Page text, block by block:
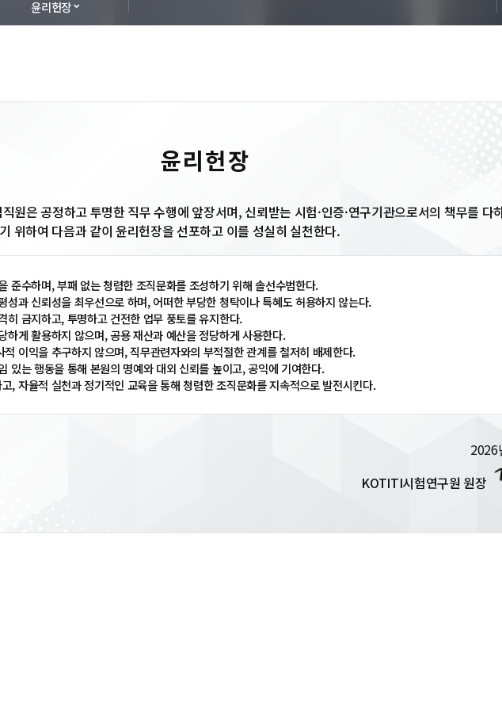
윤리헌장
윤리헌장
원은 공정하고 투명한 직무 수행에 앞장서며, 신뢰받는 시험·인증·연구기관으로서의 책무를 다
위하여 다음과 같이 윤리헌장을 선포하고 이를 성실히 실천한다.
준수하며, 부패 없는 청렴한 조직문화를 조성하기 위해 솔선수범한다.
성과 신뢰성을 최우선으로 하며, 어떠한 부당한 청탁이나 특혜도 허용하지 않는다.
히 금지하고, 투명하고 건전한 업무 풍토를 유지한다.
하게 활용하지 않으며, 공용 재산과 예산을 정당하게 사용한다.
적 이익을 추구하지 않으며, 직무관련자와의 부적절한 관계를 철저히 배제한다.
있는 행동을 통해 본원의 명예와 대외 신뢰를 높이고, 공익에 기여한다.
, 자율적 실천과 정기적인 교육을 통해 청렴한 조직문화를 지속적으로 발전시킨다.
2026
KOTITI시험연구원 원장